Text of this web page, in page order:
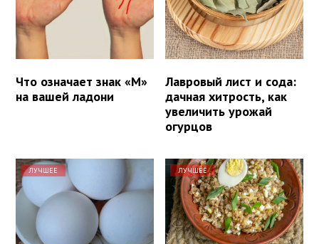
Что означает знак «М»
на вашей ладони
Лавровый лист и сода:
дачная хитрость, как
увеличить урожай
огурцов
ЛУЧШЕЕ ЛУЧШЕЕ